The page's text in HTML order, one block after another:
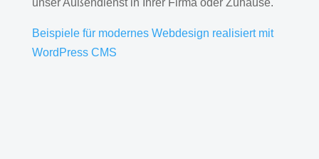
Beispiele für modernes Webdesign realisiert mit
WordPress CMS